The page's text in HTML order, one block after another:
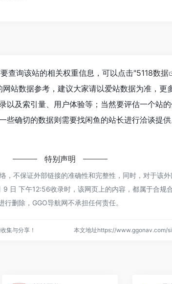
查询该站的相关权重信息，可以点击"5118数据
网站数据参考，建议大家请以爱站数据为准，更
以及索引量、用户体验等；当然要评估一个站
些确切的数据则需要找闲鱼的站长进行洽谈提供
特别声明
，不保证外部链接的准确性和完整性，同时，对于该
日 下午12:56收录时，该网页上的内容，都属于合规
删除，GGO导航网不承担任何责任。
集与分享！ 本文地址https://www.ggonav.com/